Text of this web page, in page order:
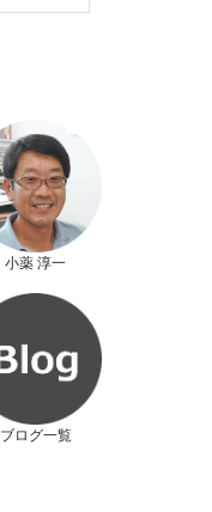
小薬 淳一
ブログ一覧